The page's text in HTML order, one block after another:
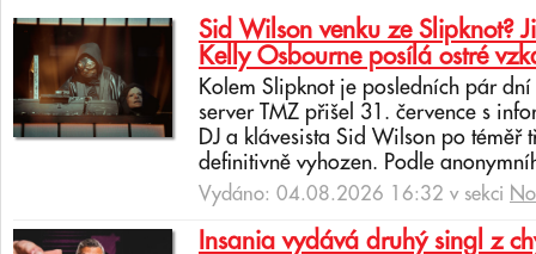
Sid Wilson venku ze Slipknot?
Kelly Osbourne posílá ostré
Kolem Slipknot je posledních pár
server TMZ přišel 31. července s
DJ a klávesista Sid Wilson po téměř
definitivně vyhozen. Podle
Vydáno: 04.08.2026 16:32 v sekci
Insania vydává druhý singl z